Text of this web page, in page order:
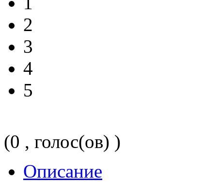
2
3
4
5
(0 , голос(ов) )
Описание